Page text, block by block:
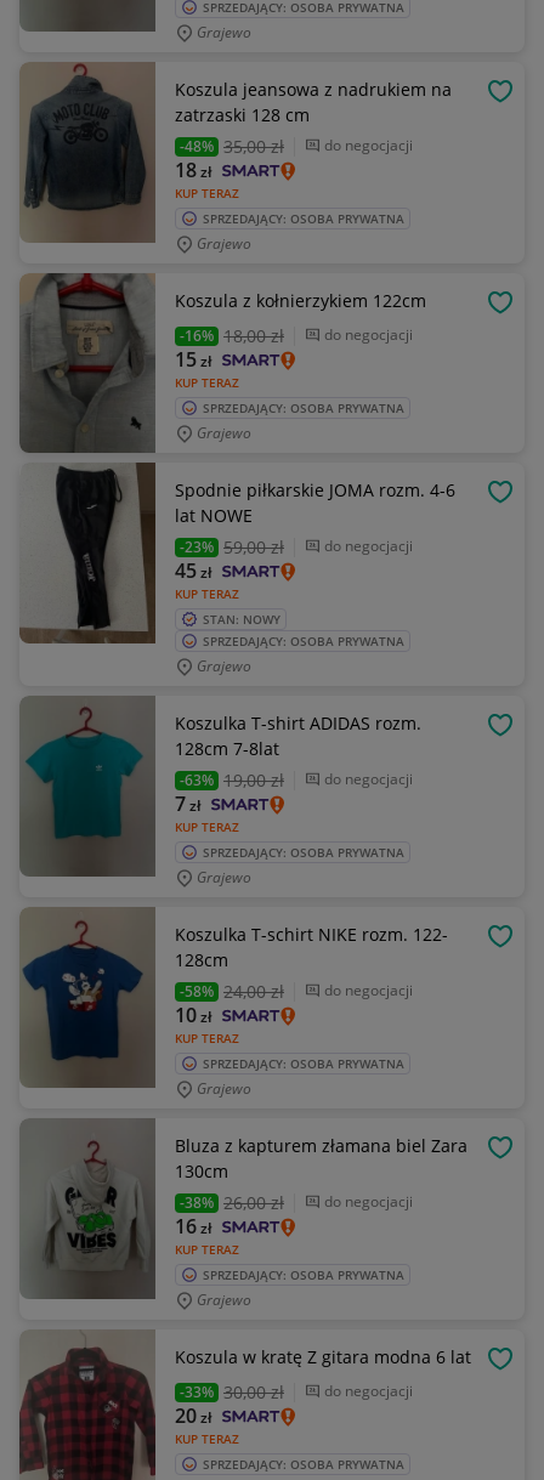
SPRZEDAJĄCY: OSOBA PRYWATNA
Grajewo
Koszula jeansowa z nadrukiem na
zatrzaski 128 cm
-48% 35,00 zł do negocjacji
KUP TERAZ
18zł
SPRZEDAJĄCY: OSOBA PRYWATNA
Grajewo
Koszula z kołnierzykiem 122cm
-16% 18,00 zł do negocjacji
KUP TERAZ
15zł
SPRZEDAJĄCY: OSOBA PRYWATNA
Grajewo
Spodnie piłkarskie JOMA rozm. 4-6
lat NOWE
-23% 59,00 zł do negocjacji
KUP TERAZ
45zł
STAN: NOWY
SPRZEDAJĄCY: OSOBA PRYWATNA
Grajewo
Koszulka T-shirt ADIDAS rozm.
128cm 7-8lat
-63% 19,00 zł do negocjacji
KUP TERAZ
7zł
SPRZEDAJĄCY: OSOBA PRYWATNA
Grajewo
Koszulka T-schirt NIKE rozm. 122-
128cm
-58% 24,00 zł do negocjacji
KUP TERAZ
10zł
SPRZEDAJĄCY: OSOBA PRYWATNA
Grajewo
Bluza z kapturem złamana biel Zara
130cm
-38% 26,00 zł do negocjacji
KUP TERAZ
16zł
SPRZEDAJĄCY: OSOBA PRYWATNA
Grajewo
Koszula w kratę Z gitara modna 6 lat
-33% 30,00 zł do negocjacji
KUP TERAZ
20zł
SPRZEDAJĄCY: OSOBA PRYWATNA